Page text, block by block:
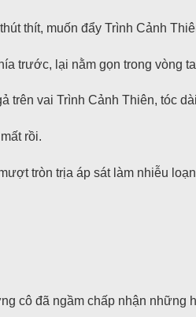
thít, muốn đẩy Trình Cảnh
trước, lại nằm gọn trong vòng
trên vai Trình Cảnh Thiên, tóc
rồi.
tròn trịa áp sát làm nhiễu
cô đã ngầm chấp nhận những